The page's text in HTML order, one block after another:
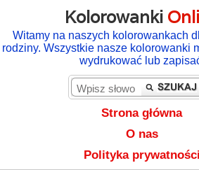
Kolorowanki
Witamy na naszych kolorowankach
rodziny. Wszystkie nasze kolorowanki
wydrukować lub
Strona główna
O nas
Polityka prywatności